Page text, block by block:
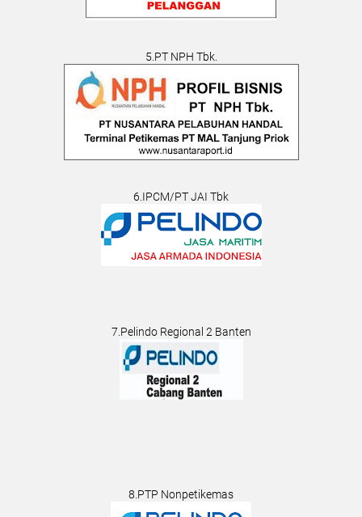
5.PT NPH Tbk.
6.IPCM/PT JAI Tbk
7.Pelindo Regional 2 Banten
8.PTP Nonpetikemas